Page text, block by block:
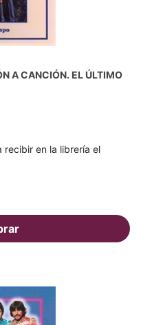
A CANCIÓN. EL ÚLTIMO
recibir en la librería el